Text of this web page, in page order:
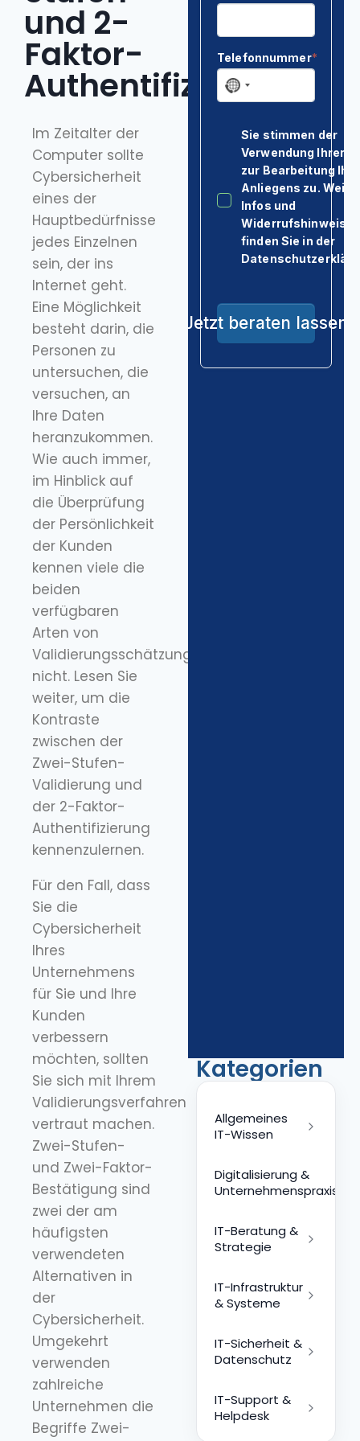
und 2-
Faktor-
Authentifizierung
Im Zeitalter der
Computer sollte
Cybersicherheit
eines der
Hauptbedürfnisse
jedes Einzelnen
sein, der ins
Internet geht.
Eine Möglichkeit
besteht darin, die
Personen zu
untersuchen, die
versuchen, an
Ihre Daten
heranzukommen.
Wie auch immer,
im Hinblick auf
die Überprüfung
der Persönlichkeit
der Kunden
kennen viele die
beiden
verfügbaren
Arten von
Validierungsschätzungen
nicht. Lesen Sie
weiter, um die
Kontraste
zwischen der
Zwei-Stufen-
Validierung und
der 2-Faktor-
Authentifizierung
kennenzulernen.
Für den Fall, dass
Sie die
Cybersicherheit
Ihres
Unternehmens
für Sie und Ihre
Kunden
verbessern
möchten, sollten
Sie sich mit Ihrem
Validierungsverfahren
vertraut machen.
Zwei-Stufen-
und Zwei-Faktor-
Bestätigung sind
zwei der am
häufigsten
verwendeten
Alternativen in
der
Cybersicherheit.
Umgekehrt
verwenden
zahlreiche
Unternehmen die
Begriffe Zwei-
Kategorien
Allgemeines
IT-Wissen
Digitalisierung &
Unternehmenspraxis
IT-Beratung &
Strategie
IT-Infrastruktur
& Systeme
IT-Sicherheit &
Datenschutz
IT-Support &
Helpdesk